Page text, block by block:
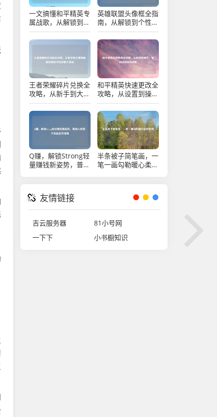
一文搞懂和平精英专
属战歌，从解锁到定
制，打造你的专属战
场BGM
英雄联盟头像框全指
南，从解锁到个性化
定制，附设置位置详
解
王者荣耀碎片兑换全
攻略，从新手到大神
的最值指南及可兑皮
肤大盘点
和平精英快速更改全
攻略，从设置到操
作，解锁战场高效进
阶
Q赚，解锁Strong轻
量赚钱新姿势，普通
半条被子简笔画，一
笔一画勾勒暖心柔软
友情链接
吉云服务器
81小号网
一下下
小书橱知识